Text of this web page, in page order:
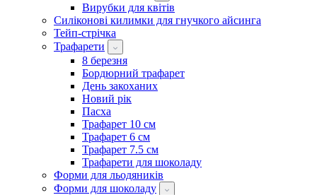
Вирубки для квітів
Силіконові килимки для гнучкого айсинга
Тейп-стрічка
Трафарети
8 березня
Бордюрний трафарет
День закоханих
Новий рік
Пасха
Трафарет 10 см
Трафарет 6 см
Трафарет 7.5 см
Трафарети для шоколаду
Форми для льодяників
Форми для шоколаду